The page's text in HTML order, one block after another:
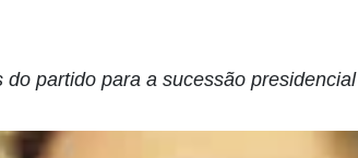
partido para a sucessão presidencial